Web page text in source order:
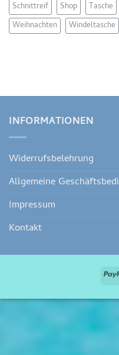
Schnittreif
Shop Tasche
Weihnachten
Windeltasche
INFORMATIONEN
Widerrufsbelehrung
Allgemeine
Impressum
Kontakt